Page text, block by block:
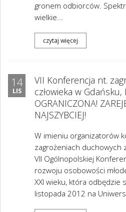
gronem odbiorców.
wielkie...
czytaj więcej
14
LIS
VII Konferencja nt.
człowieka w Gdańsku,
OGRANICZONA!
NAJSZYBCIEJ!
W imieniu organizatorów
zagrożeniach duchowych
VII Ogólnopolskiej
rozwoju osobowości
XXI wieku, która odbędzie
listopada 2012 na